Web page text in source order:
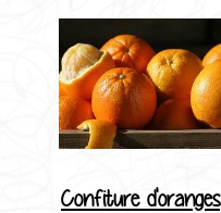
Confiture d'oranges